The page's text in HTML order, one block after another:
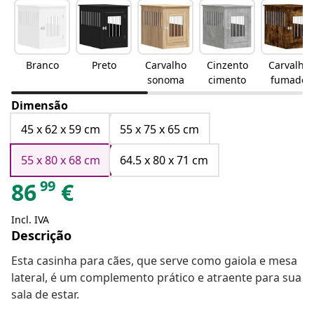
Branco Preto
Carvalho
sonoma
Cinzento
cimento
Carvalho
fumado
Dimensão
45 x 62 x 59 cm
55 x 75 x 65 cm
55 x 80 x 68 cm
64.5 x 80 x 71 cm
8699 €
Incl. IVA
Descrição
Esta casinha para cães, que serve como gaiola e mesa
lateral, é um complemento prático e atraente para sua
sala de estar.